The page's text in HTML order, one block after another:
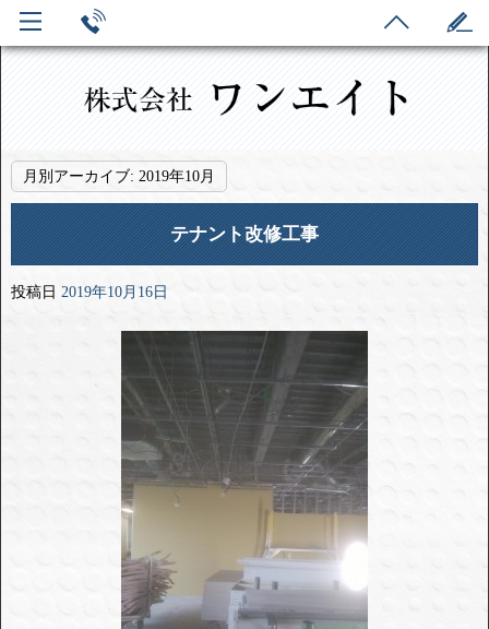
月別アーカイブ: 2019年10月
テナント改修工事
投稿日 2019年10月16日